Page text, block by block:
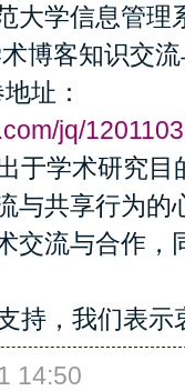
大学信息管
博客知识交
址：
jq/
学术研究目
与共享行为
交流与合作
，我们表示
14:50